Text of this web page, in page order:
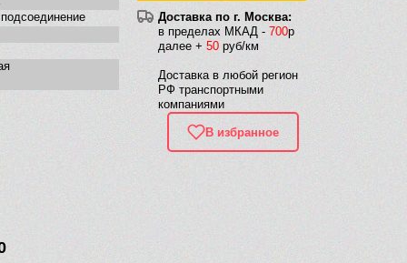
Доставка по г. Москва:
в пределах МКАД - 700р
далее + 50 руб/км
Доставка в любой регион
РФ транспортными
компаниями
В избранное